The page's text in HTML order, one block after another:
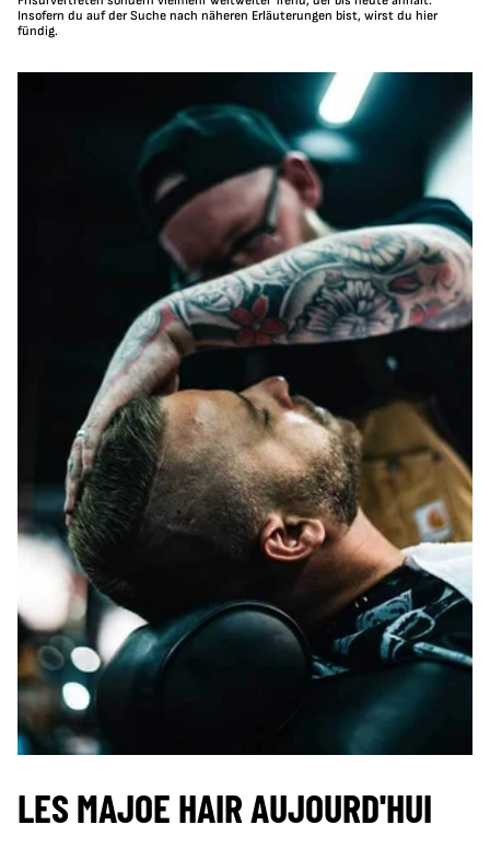
Insofern du auf der Suche nach näheren Erläuterungen bist, wirst du hier
fündig.
LES MAJOE HAIR AUJOURD'HUI